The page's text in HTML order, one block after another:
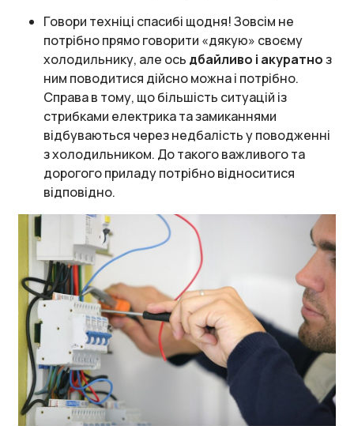
Говори техніці спасибі щодня! Зовсім не
потрібно прямо говорити «дякую» своєму
холодильнику, але ось дбайливо і акуратноз
ним поводитися дійсно можна і потрібно.
Справа в тому, що більшість ситуацій із
стрибками електрика та замиканнями
відбуваються через недбалість у поводженні
з холодильником. До такого важливого та
дорогого приладу потрібно відноситися
відповідно.